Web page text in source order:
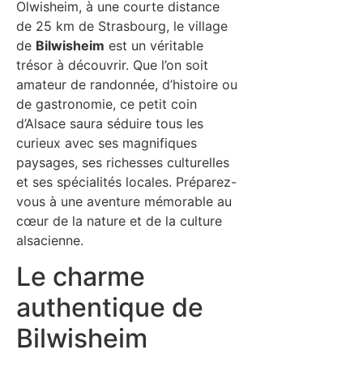
Olwisheim, à une courte distance
de 25 km de Strasbourg, le village
de Bilwisheim est un véritable
trésor à découvrir. Que l’on soit
amateur de randonnée, d’histoire ou
de gastronomie, ce petit coin
d’Alsace saura séduire tous les
curieux avec ses magnifiques
paysages, ses richesses culturelles
et ses spécialités locales. Préparez-
vous à une aventure mémorable au
cœur de la nature et de la culture
alsacienne.
Le charme
authentique de
Bilwisheim